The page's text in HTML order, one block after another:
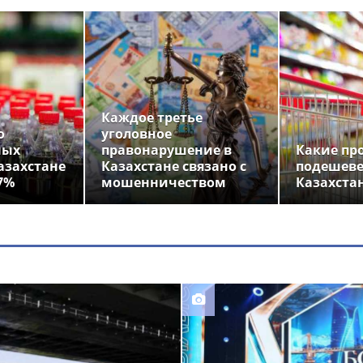
Каждое третье
уголовное
правонарушение в
Казахстане связано с
мошенничеством
Какие